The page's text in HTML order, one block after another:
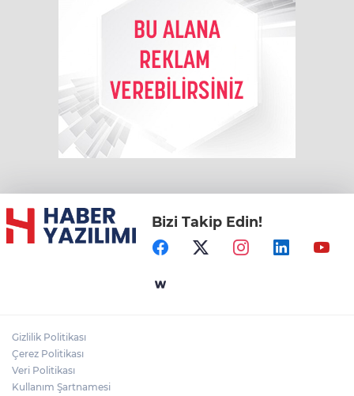
Bizi Takip Edin!
Gizlilik Politikası
Çerez Politikası
Veri Politikası
Kullanım Şartnamesi